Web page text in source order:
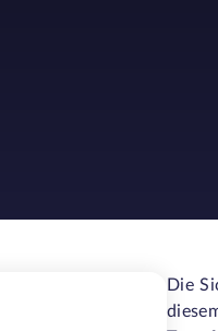
Die